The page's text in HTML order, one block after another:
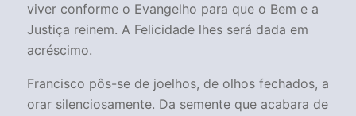
viver conforme o Evangelho para que o Bem e a
Justiça reinem. A Felicidade lhes será dada em
acréscimo.
Francisco pôs-se de joelhos, de olhos fechados, a
orar silenciosamente. Da semente que acabara de